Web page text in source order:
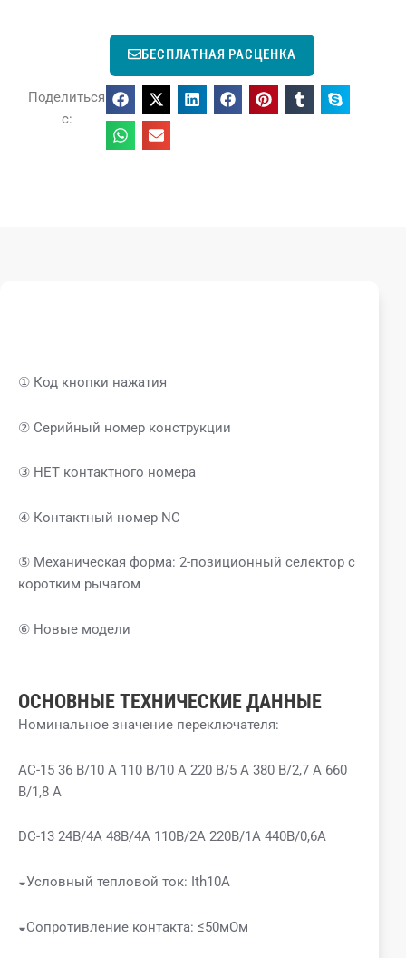
БЕСПЛАТНАЯ РАСЦЕНКА
Поделиться
с:
① Код кнопки нажатия
② Серийный номер конструкции
③ НЕТ контактного номера
④ Контактный номер NC
⑤ Механическая форма: 2-позиционный селектор с
коротким рычагом
⑥ Новые модели
ОСНОВНЫЕ ТЕХНИЧЕСКИЕ ДАННЫЕ
Номинальное значение переключателя:
AC-15 36 В/10 А 110 В/10 А 220 В/5 А 380 В/2,7 А 660
В/1,8 А
DC-13 24В/4А 48В/4А 110В/2А 220В/1А 440В/0,6А
◒Условный тепловой ток: Ith10A
◒Сопротивление контакта: ≤50мОм